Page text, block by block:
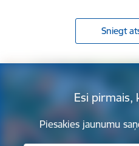
Sniegt
Esi pirmais,
Piesakies jaunumu